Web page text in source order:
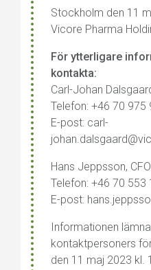
Stockholm den 11
Vicore Pharma
För ytterligare
kontakta:
Carl-Johan
Telefon: +46 70 975
E-post: carl-
Hans Jeppsson, CFO
Telefon: +46 70 553
E-post:
Informationen
kontaktpersoners
den 11 maj 2023 kl.